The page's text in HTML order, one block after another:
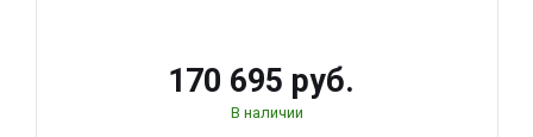
170 695 руб.
В наличии